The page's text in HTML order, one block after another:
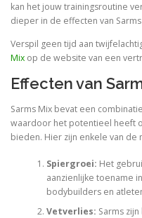
kan het jouw trainingsroutine
dieper in de effecten van
Verspil geen tijd aan
Mix op de website van een
Effecten van
Sarms Mix bevat een
waardoor het potentieel heeft
bieden. Hier zijn enkele van
Spiergroei: Het
aanzienlijke toename
bodybuilders en
Vetverlies: Sarms